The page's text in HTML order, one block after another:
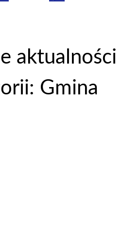
aktualności
Gmina